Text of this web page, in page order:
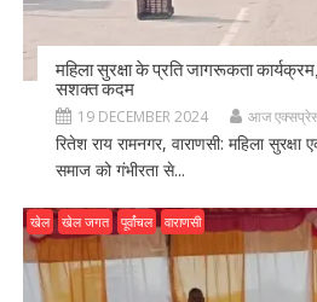
महिला सुरक्षा के प्रति जागरूकता
सशक्त कदम
19 DECEMBER 2024 आज
रितेश राय रामनगर, वाराणसी: महिला सुरक्षा
समाज को गंभीरता से...
खेल खेल जगत पूर्वांचल वाराणसी